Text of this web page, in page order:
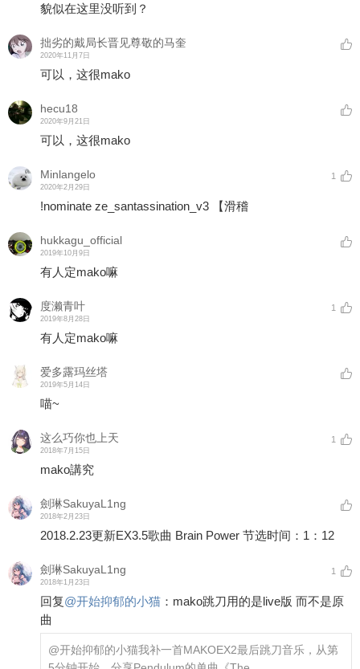
貌似在这里没听到？
拙劣的戴局长晋见尊敬的马奎
2020年11月7日
可以，这很mako
hecu18
2020年9月21日
可以，这很mako
Minlangelo
2020年2月29日
1
!nominate ze_santassination_v3 【滑稽
hukkagu_official
2019年10月9日
有人定mako嘛
度濑青叶
2019年8月28日
1
有人定mako嘛
爱多露玛丝塔
2019年5月14日
喵~
这么巧你也上天
2018年7月15日
1
mako講究
劍琳SakuyaL1ng
2018年2月23日
2018.2.23更新EX3.5歌曲 Brain Power 节选时间：1：12
劍琳SakuyaL1ng
2018年1月23日
1
回复@开始抑郁的小猫 ： mako跳刀用的是live版 而不是原
曲
@开始抑郁的小猫我补一首MAKOEX2最后跳刀音乐，从第